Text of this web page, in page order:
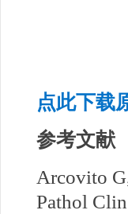
点此下载
参考文献
Arcovito
Pathol